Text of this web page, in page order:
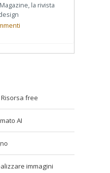
la rivista
Risorsa free
AI
immagini